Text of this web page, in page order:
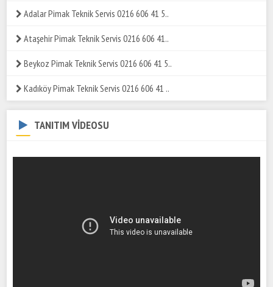
Adalar Pimak Teknik Servis 0216 606 41 5..
Ataşehir Pimak Teknik Servis 0216 606 41..
Beykoz Pimak Teknik Servis 0216 606 41 5..
Kadıköy Pimak Teknik Servis 0216 606 41 ..
TANITIM VİDEOSU